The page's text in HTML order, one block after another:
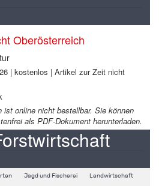
Oberösterreich
| kostenlos | Artikel zur Zeit nicht
ist online nicht bestellbar. Sie können
als PDF-Dokument herunterladen.
Jagd und Fischerei Landwirtschaft